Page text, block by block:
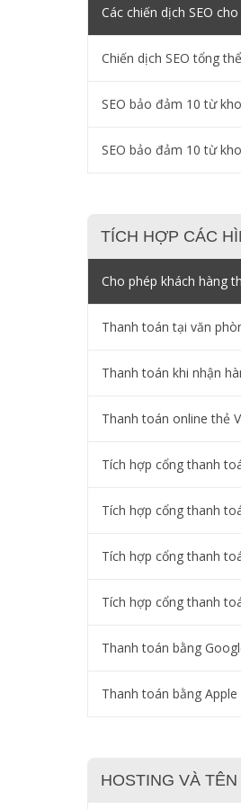
Các chiến dịch SEO
Chiến dịch SEO tổng
SEO bảo đảm 10 từ
SEO bảo đảm 10 từ
TÍCH HỢP CÁC
Cho phép khách hàng
Thanh toán tại văn
Thanh toán khi nhận
Thanh toán online thẻ
Tích hợp cổng thanh
Tích hợp cổng thanh
Tích hợp cổng thanh
Tích hợp cổng thanh
Thanh toán bằng
Thanh toán bằng Apple
HOSTING VÀ TÊN